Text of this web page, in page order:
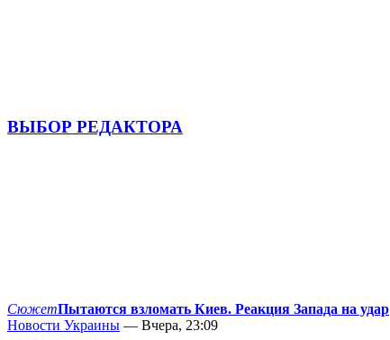
ВЫБОР РЕДАКТОРА
СюжетПытаются взломать Киев. Реакция Запада на удар
Новости Украины — Вчера, 23:09